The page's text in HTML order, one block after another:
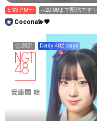
5:33 PM〜 ~20:00まで配信です✨
Cocona💫💗
2821 Daily 482 days